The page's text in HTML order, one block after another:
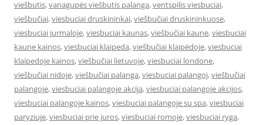
viešbutis,vanagupės viešbutis palanga,ventspilis viesbuciai,
viešbučiai,viesbuciai druskininkai,viešbučiai druskininkuose,
viesbuciai jurmaloje,viesbuciai kaunas,viešbučiai kaune,viesbuciai
kaune kainos,viesbuciai klaipeda,viešbučiai klaipėdoje,viesbuciai
klaipedoje kainos,viešbučiai lietuvoje,viesbuciai londone,
viešbučiai nidoje,viešbučiai palanga,viesbuciai palangoj,viešbučiai
palangoje,viesbuciai palangoje akcija,viesbuciai palangoje akcijos,
viesbuciai palangoje kainos,viesbuciai palangoje su spa,viesbuciai
paryziuje,viesbuciai prie juros,viesbuciai romoje,viesbuciai ryga,